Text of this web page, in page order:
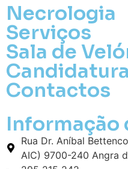
Necrologia
Serviços
Sala de
Contactos
Informação
Rua Dr. Aníbal
AIC) 9700-240 Angra
Pague mais tarde
João
Neste Formulário,